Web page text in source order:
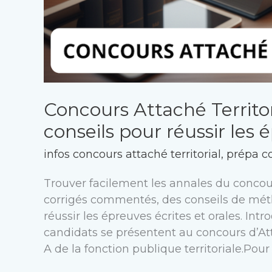
Concours Attaché
conseils pour réussir les
infos concours attaché territorial, prépa
Trouver facilement les annales du
corrigés commentés, des conseils de
réussir les épreuves écrites et orales.
candidats se présentent au concours
A de la fonction publique territoriale.Pour